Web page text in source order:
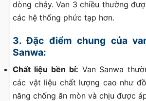
dòng chảy. Van 3 chiều thường
các hệ thống phức tạp hơn.
3. Đặc điểm chung của
Sanwa:
Chất liệu bền bỉ: Van Sanwa
các vật liệu chất lượng cao như
năng chống ăn mòn và chịu được